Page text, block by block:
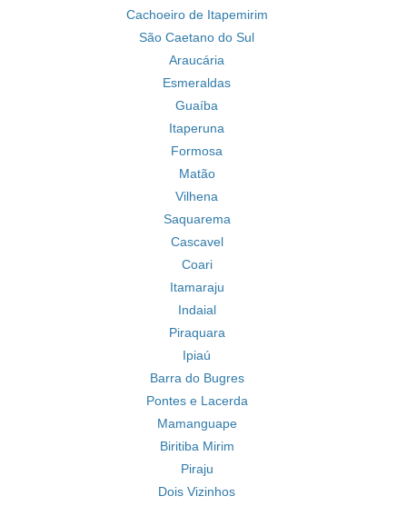
Cachoeiro de Itapemirim
São Caetano do Sul
Araucária
Esmeraldas
Guaíba
Itaperuna
Formosa
Matão
Vilhena
Saquarema
Cascavel
Coari
Itamaraju
Indaial
Piraquara
Ipiaú
Barra do Bugres
Pontes e Lacerda
Mamanguape
Biritiba Mirim
Piraju
Dois Vizinhos